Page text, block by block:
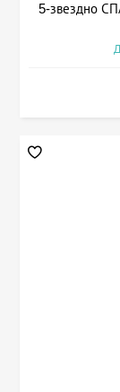
5-звездно